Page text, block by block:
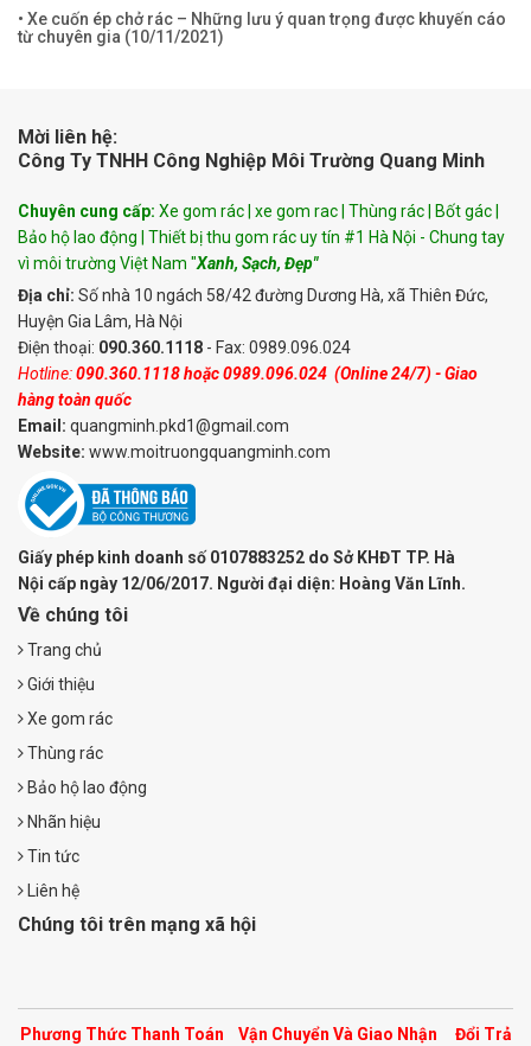
• Xe cuốn ép chở rác – Những lưu ý quan trọng được khuyến cáo
từ chuyên gia (10/11/2021)
Mời liên hệ:
Công Ty TNHH Công Nghiệp Môi Trường Quang Minh
Chuyên cung cấp: Xe gom rác | xe gom rac | Thùng rác | Bốt gác |
Bảo hộ lao động | Thiết bị thu gom rác uy tín #1 Hà Nội - Chung tay
vì môi trường Việt Nam "Xanh, Sạch, Đẹp"
Địa chỉ: Số nhà 10 ngách 58/42 đường Dương Hà, xã Thiên Đức,
Huyện Gia Lâm, Hà Nội
Điện thoại: 090.360.1118 - Fax: 0989.096.024
Hotline:090.360.1118hoặc0989.096.024 (Online 24/7) - Giao
hàng toàn quốc
Email: quangminh.pkd1@gmail.com
Website: www.moitruongquangminh.com
Giấy phép kinh doanh số 0107883252 do Sở KHĐT TP. Hà
Nội cấp ngày 12/06/2017. Người đại diện: Hoàng Văn Lĩnh.
Về chúng tôi
Trang chủ
Giới thiệu
Xe gom rác
Thùng rác
Bảo hộ lao động
Nhãn hiệu
Tin tức
Liên hệ
Chúng tôi trên mạng xã hội
Phương Thức Thanh Toán Vận Chuyển Và Giao Nhận Đổi Trả